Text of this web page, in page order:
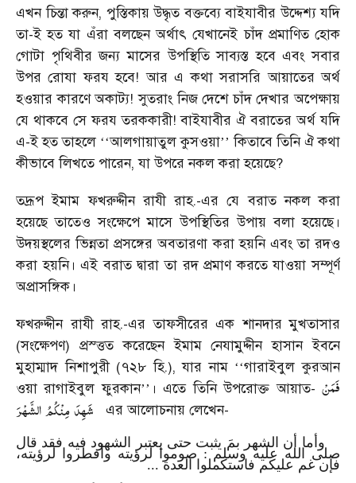
এখন চিন্তা করুন, পুস্তিকায় উদ্ধৃত বক্তব্যে বাইযাবীর উদ্দেশ্য যদি
তা-ই হত যা এঁরা বলছেন অর্থাৎ যেখানেই চাঁদ প্রমাণিত হোক
গোটা পৃথিবীর জন্য মাসের উপস্থিতি সাব্যস্ত হবে এবং সবার
উপর রোযা ফরয হবে! আর এ কথা সরাসরি আয়াতের অর্থ
হওয়ার কারণে অকাট্য! সুতরাং নিজ দেশে চাঁদ দেখার অপেক্ষায়
যে থাকবে সে ফরয তরককারী! বাইযাবীর ঐ বরাতের অর্থ যদি
এ-ই হত তাহলে ‘‘আলগায়াতুল কুসওয়া’’ কিতাবে তিনি ঐ কথা
কীভাবে লিখতে পারেন, যা উপরে নকল করা হয়েছে?
তদ্রূপ ইমাম ফখরুদ্দীন রাযী রাহ.-এর যে বরাত নকল করা
হয়েছে তাতেও সংক্ষেপে মাসে উপস্থিতির উপায় বলা হয়েছে।
উদয়স্থলের ভিন্নতা প্রসঙ্গের অবতারণা করা হয়নি এবং তা রদও
করা হয়নি। এই বরাত দ্বারা তা রদ প্রমাণ করতে যাওয়া সম্পূর্ণ
অপ্রাসঙ্গিক।
ফখরুদ্দীন রাযী রাহ.-এর তাফসীরের এক শানদার মুখতাসার
(সংক্ষেপণ) প্রস্ত্তত করেছেন ইমাম নেযামুদ্দীন হাসান ইবনে
মুহাম্মাদ নিশাপুরী (৭২৮ হি.), যার নাম ‘‘গারাইবুল কুরআন
ওয়া রাগাইবুল ফুরকান’’ । এতে তিনি উপরোক্ত আয়াত- فَمَنْ
شَهِدَمِنْكُمُالشَّهْرَ এর আলোচনায় লেখেন-
وأما أن الشهر بمَ يثبت حتى يعتبر الشهود فيه فقد قال
صلى الله عليه وسلم : صوموا لرؤيته وأفطروا لرؤيته،
فإن غم عليكم فاستكملوا العدة ...